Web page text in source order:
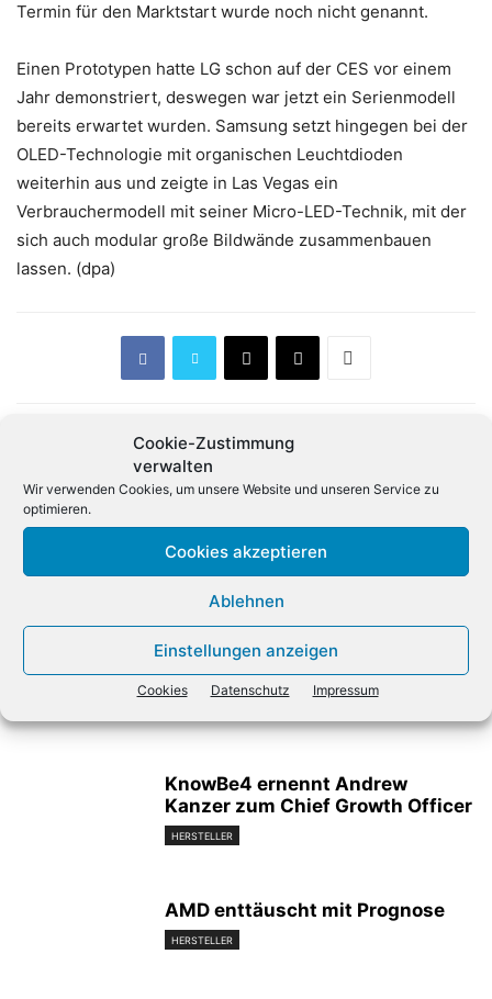
Cookie-Zustimmung
verwalten
Wir verwenden Cookies, um unsere Website und unseren Service zu
optimieren.
Cookies akzeptieren
Ablehnen
Einstellungen anzeigen
Cookies Datenschutz Impressum
Termin für den Marktstart wurde noch nicht genannt.
Einen Prototypen hatte LG schon auf der CES vor einem
Jahr demonstriert, deswegen war jetzt ein Serienmodell
bereits erwartet wurden. Samsung setzt hingegen bei der
OLED-Technologie mit organischen Leuchtdioden
weiterhin aus und zeigte in Las Vegas ein
Verbrauchermodell mit seiner Micro-LED-Technik, mit der
sich auch modular große Bildwände zusammenbauen
lassen. (dpa)
CES: Audi bringt mit
«Holoride» VR-Games ins
Auto
CES: Intel stellt lang
Prozessoren vor
Verwandte Artikel
Acronis erweitert Cyber Platform
für MSPs
KnowBe4 ernennt Andrew
Kanzer zum Chief Growth Officer
HERSTELLER
AMD enttäuscht mit Prognose
HERSTELLER